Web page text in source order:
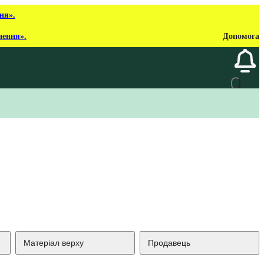
Допомога
Матеріал верху Продавець